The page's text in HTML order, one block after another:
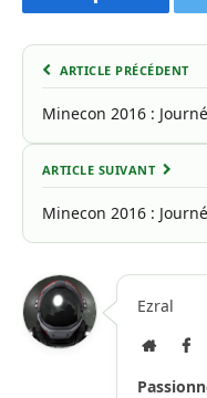
Facebook
ARTICLE PRÉCÉDENT
Minecon 2016 :
ARTICLE SUIVANT
Minecon 2016 :
Ezral
Site